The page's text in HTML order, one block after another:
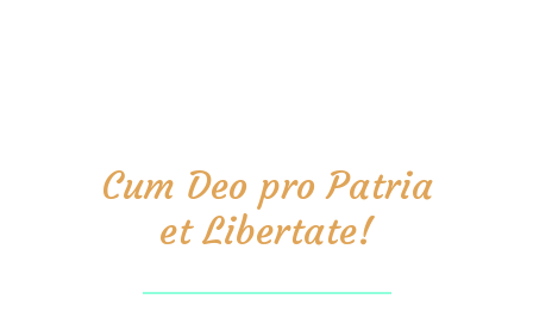
Cum Deo pro Patria
et Libertate!